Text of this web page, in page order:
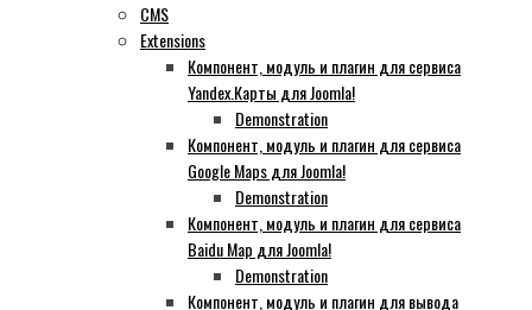
CMS
Extensions
Компонент, модуль и плагин для сервиса
Yandex.Карты для Joomla!
Demonstration
Компонент, модуль и плагин для сервиса
Google Maps для Joomla!
Demonstration
Компонент, модуль и плагин для сервиса
Baidu Map для Joomla!
Demonstration
Компонент, модуль и плагин для вывода